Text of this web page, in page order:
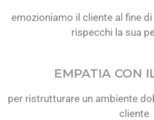
emozioniamo il cliente al fine
rispecchi la sua
EMPATIA CON
per ristrutturare un ambiente
cliente